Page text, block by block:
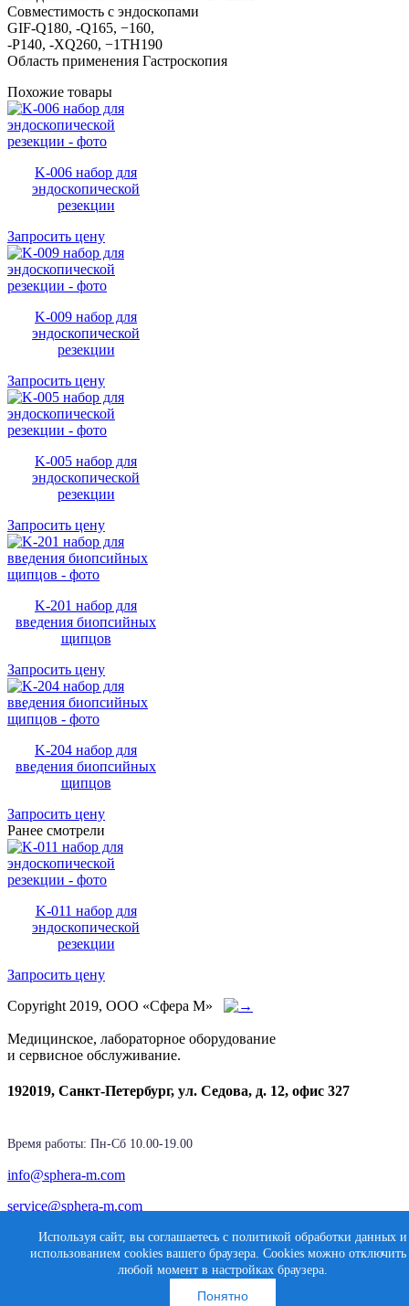
Используя сайт, вы соглашаетесь с политикой обработки данных и
использованием cookies вашего браузера. Cookies можно отключить
любой момент в настройках браузера.
Понятно
Совместимость с эндоскопами
GIF-Q180, -Q165, −160,
-P140, -XQ260, −1TH190
Область применения Гастроскопия
Похожие товары
K-006 набор для
эндоскопической
резекции
Запросить цену
K-009 набор для
эндоскопической
резекции
Запросить цену
K-005 набор для
эндоскопической
резекции
Запросить цену
K-201 набор для
введения биопсийных
щипцов
Запросить цену
K-204 набор для
введения биопсийных
щипцов
Запросить цену
Ранее смотрели
K-011 набор для
эндоскопической
резекции
Запросить цену
Copyright 2019, ООО «Сфера М»
Медицинское, лабораторное оборудование
и сервисное обслуживание.
192019, Санкт-Петербург, ул. Седова, д. 12, офис 327
Время работы: Пн-Cб 10.00-19.00
info@sphera-m.com
service@sphera-m.com
Карта сайта
Создание сайта